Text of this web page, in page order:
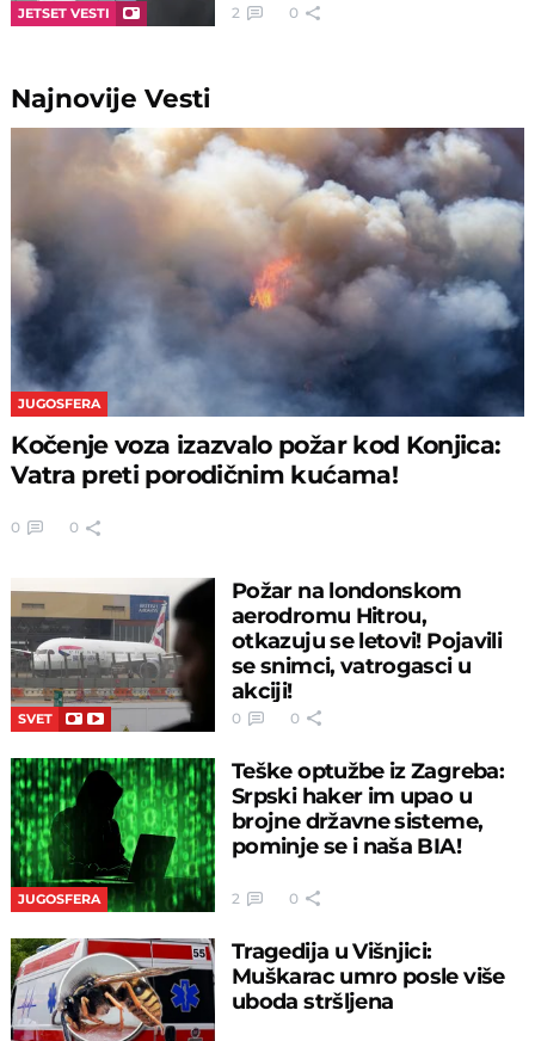
JETSET VESTI 2 0
NajnovijeVesti
JUGOSFERA
Kočenje voza izazvalo požar kod Konjica:
Vatra preti porodičnim kućama!
0 0
SVET
Požar na londonskom
aerodromu Hitrou,
otkazuju se letovi! Pojavili
se snimci, vatrogasci u
akciji!
0 0
JUGOSFERA
Teške optužbe iz Zagreba:
Srpski haker im upao u
brojne državne sisteme,
pominje se i naša BIA!
2 0
Tragedija u Višnjici:
Muškarac umro posle više
uboda stršljena